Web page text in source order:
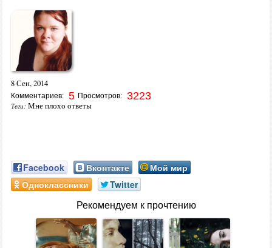
8 Сен, 2014
Комментариев: 5 Просмотров: 3223
Теги: Мне плохо ответы
Facebook Вконтакте
Мой мир
Одноклассники
Twitter
Рекомендуем к прочтению